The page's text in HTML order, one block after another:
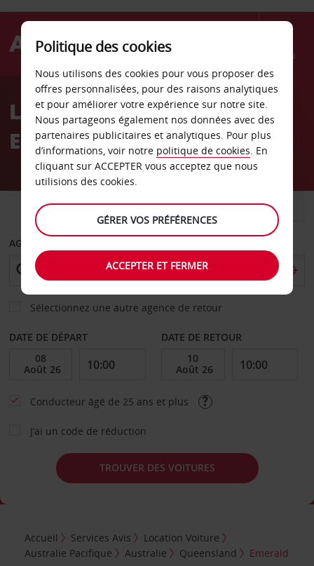
Menu
AvisLocation de voiture
Emerald
VOITURE UTILITAIRE
AGENCE DE DÉPART
Sélectionnez une autre agence de retour
DATE DE DÉPART DATE DE RETOUR
Conducteur âgé de 25 ans et plus
J’ai un code de réduction
TROUVER DES VOITURES
Accueil Services Avis
Location Voiture
Australie Pacifique
Australie Queensland Emerald
Politique des cookies
Nous utilisons des cookies pour vous proposer des
offres personnalisées, pour des raisons analytiques
et pour améliorer votre expérience sur notre site.
Nous partageons également nos données avec des
partenaires publicitaires et analytiques. Pour plus
d’informations, voir notre politique de cookies. En
cliquant sur ACCEPTER vous acceptez que nous
utilisions des cookies.
GÉRER VOS PRÉFÉRENCES
ACCEPTER ET FERMER